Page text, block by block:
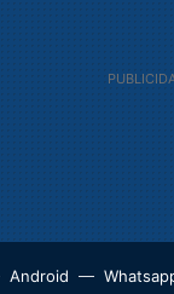
Android